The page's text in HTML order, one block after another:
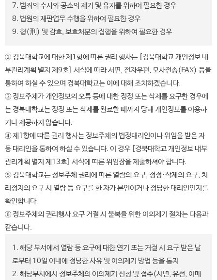
7. 범죄의 수사와 공소의 제기 및 유지를 위하여 필요한 경우
8. 법원의 재판업무 수행을 위하여 필요한 경우
9. 형(刑) 및 감호, 보호처분의 집행을 위하여 필요한 경우
② 경북대학교에 대한 제1항에 따른 권리 행사는 [경북대학교 개인정보 내
부관리계획 별지 제9호] 서식에 따라 서면, 전자우편, 모사전송(FAX) 등을
통하여 하실 수 있으며 경북대학교는 이에 대해 조치하겠습니다.
③ 정보주체가 개인정보의 오류 등에 대한 정정 또는 삭제를 요구한 경우에
는 경북대학교는 정정 또는 삭제를 완료할 때까지 당해 개인정보를 이용하
거나 제공하지 않습니다.
④ 제1항에 따른 권리 행사는 정보주체의 법정대리인이나 위임을 받은 자
등 대리인을 통하여 하실 수 있습니다. 이 경우 [경북대학교 개인정보 내부
관리계획 별지 제13호] 서식에 따른 위임장을 제출하셔야 합니다.
⑤ 경북대학교는 정보주체 권리에 따른 열람의 요구, 정정·삭제의 요구, 처
리정지의 요구 시 열람 등 요구를 한 자가 본인이거나 정당한 대리인인지를
확인합니다.
⑥ 정보주체의 권리행사 요구 거절 시 불복을 위한 이의제기 절차는 다음과
같습니다.
1. 해당 부서에서 열람 등 요구에 대한 연기 또는 거절 시 요구 받은 날
로부터 10일 이내에 정당한 사유 및 이의제기 방법 등을 통지
2. 해당부서에서 정보주체의 이의제기 신청 및 접수(서면, 유선, 이메